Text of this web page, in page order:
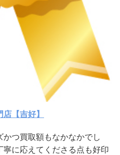
【吉好】
つ買取額もなかなかでし
に応えてくださる点も好印